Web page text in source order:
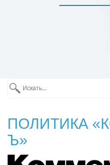
ПОЛИТИКА
Ъ»